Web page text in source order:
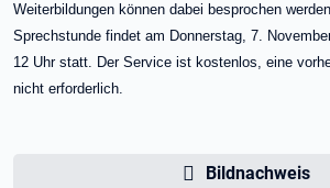
Weiterbildungen können dabei besprochen
Sprechstunde findet am Donnerstag, 7.
12 Uhr statt. Der Service ist kostenlos, eine
nicht erforderlich.
Bildnachweis